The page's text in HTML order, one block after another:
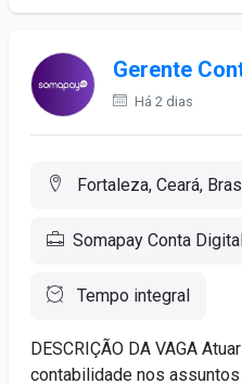
Gerente
Há 2 dias
Fortaleza, Ceará,
Somapay Conta
Tempo integral
DESCRIÇÃO DA VAGA
contabilidade nos